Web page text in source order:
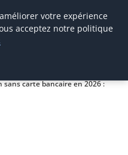
carte bancaire en 2026 :
votre expérience
acceptez notre politique